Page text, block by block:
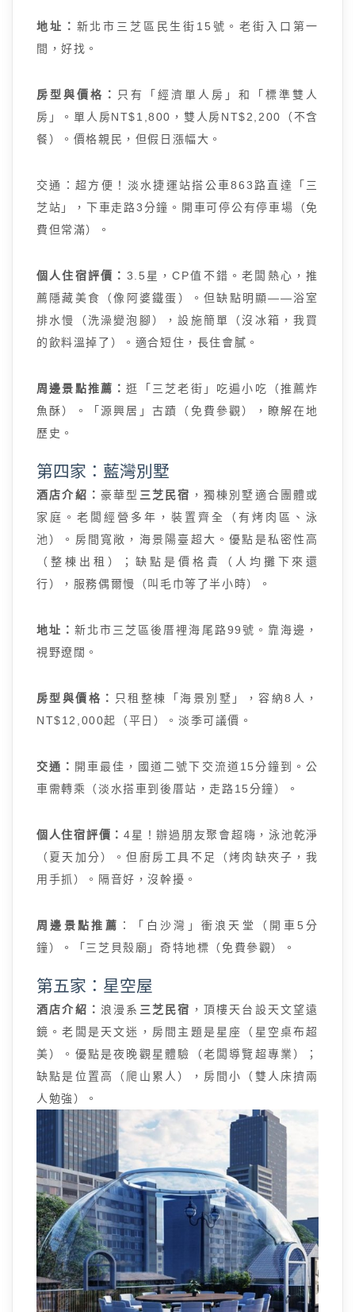
地址： 新北市三芝區民生街15號。老街入口第一
間，好找。
房型與價格：
只有「經濟單人房」和「標準雙人
房」。單人房NT$1,800，雙人房NT$2,200（不含
餐）。價格親民，但假日漲幅大。
交通：超方便！淡水捷運站搭公車863路直達「三
芝站」，下車走路3分鐘。開車可停公有停車場（免
費但常滿）。
個人住宿評價： 3.5星，CP值不錯。老闆熱心，推
薦隱藏美食（像阿婆鐵蛋）。但缺點明顯——浴室
排水慢（洗澡變泡腳），設施簡單（沒冰箱，我買
的飲料溫掉了）。適合短住，長住會膩。
周邊景點推薦：逛「三芝老街」吃遍小吃（推薦炸
魚酥）。「源興居」古蹟（免費參觀），瞭解在地
歷史。
第四家：藍灣別墅
酒店介紹：豪華型 三芝民宿 ，獨棟別墅適合團體或
家庭。老闆經營多年，裝置齊全（有烤肉區、泳
池）。房間寬敞，海景陽臺超大。優點是私密性高
（整棟出租）；缺點是價格貴（人均攤下來還
行），服務偶爾慢（叫毛巾等了半小時）。
地址：新北市三芝區後厝裡海尾路99號。靠海邊，
視野遼闊。
房型與價格：
只租整棟「海景別墅」，容納8人，
NT$12,000起（平日）。淡季可議價。
交通： 開車最佳，國道二號下交流道15分鐘到。公
車需轉乘（淡水搭車到後厝站，走路15分鐘）。
個人住宿評價：4星！辦過朋友聚會超嗨，泳池乾淨
（夏天加分）。但廚房工具不足（烤肉缺夾子，我
用手抓）。隔音好，沒幹擾。
周邊景點推薦 ：「白沙灣」衝浪天堂（開車5分
鐘）。「三芝貝殼廟」奇特地標（免費參觀）。
第五家：星空屋
酒店介紹： 浪漫系 三芝民宿 ，頂樓天台設天文望遠
鏡。老闆是天文迷，房間主題是星座（星空桌布超
美）。優點是夜晚觀星體驗（老闆導覽超專業）；
缺點是位置高（爬山累人），房間小（雙人床擠兩
人勉強）。